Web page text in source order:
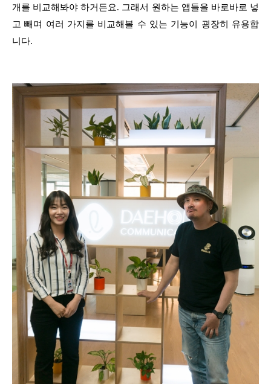
개를 비교해봐야 하거든요. 그래서 원하는 앱들을 바로바로 넣
고 빼며 여러 가지를 비교해볼 수 있는 기능이 굉장히 유용합
니다.